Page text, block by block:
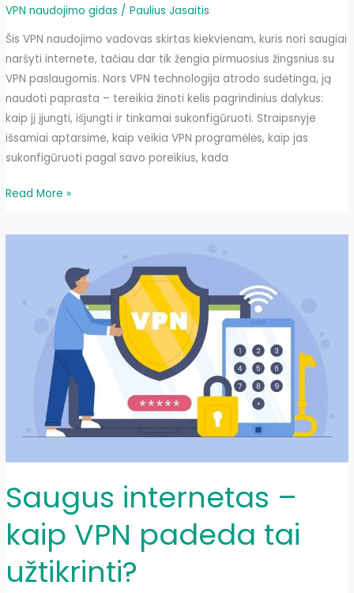
VPN naudojimo gidas /Paulius Jasaitis
Šis VPN naudojimo vadovas skirtas kiekvienam, kuris nori saugiai
naršyti internete, tačiau dar tik žengia pirmuosius žingsnius su
VPN paslaugomis. Nors VPN technologija atrodo sudėtinga, ją
naudoti paprasta – tereikia žinoti kelis pagrindinius dalykus:
kaip jį įjungti, išjungti ir tinkamai sukonfigūruoti. Straipsnyje
išsamiai aptarsime, kaip veikia VPN programėlės, kaip jas
sukonfigūruoti pagal savo poreikius, kada
VPN
vadovas:
sukonfigūruoti
Read More »
Saugus internetas –
kaip VPN padeda tai
užtikrinti?